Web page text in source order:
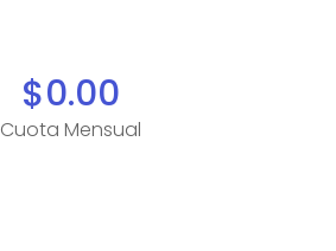
$0.00
Cuota Mensual